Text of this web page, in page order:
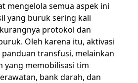
mengelola semua aspek ini
yang buruk sering kali
protokol dan
Oleh karena itu, aktivasi
panduan transfusi, melainkan
yang memobilisasi tim
bank darah, dan